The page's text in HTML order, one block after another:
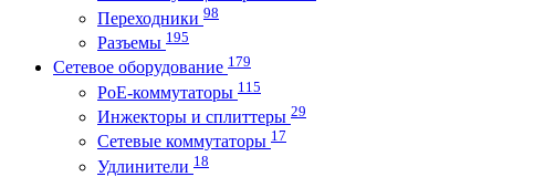
Переходники 98
Разъемы 195
Сетевое оборудование 179
PoE-коммутаторы 115
Инжекторы и сплиттеры 29
Сетевые коммутаторы 17
Удлинители 18